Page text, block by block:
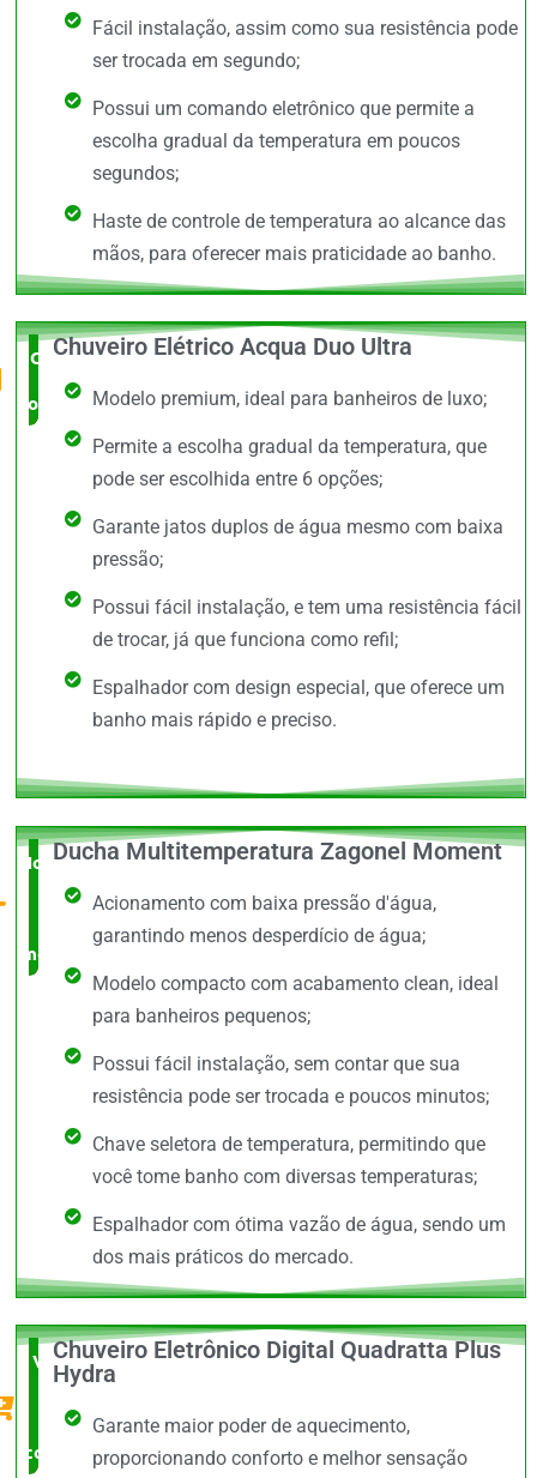
Fácil instalação, assim como sua resistência pode
ser trocada em segundo;
Possui um comando eletrônico que permite a
escolha gradual da temperatura em poucos
segundos;
Haste de controle de temperatura ao alcance das
mãos, para oferecer mais praticidade ao banho.
O Mais
completo
Chuveiro Elétrico Acqua Duo Ultra
Modelo premium, ideal para banheiros de luxo;
Permite a escolha gradual da temperatura, que
pode ser escolhida entre 6 opções;
Garante jatos duplos de água mesmo com baixa
pressão;
Possui fácil instalação, e tem uma resistência fácil
de trocar, já que funciona como refil;
Espalhador com design especial, que oferece um
banho mais rápido e preciso.
Novidade
no
mercado
Ducha Multitemperatura Zagonel Moment
Acionamento com baixa pressão d'água,
garantindo menos desperdício de água;
Modelo compacto com acabamento clean, ideal
para banheiros pequenos;
Possui fácil instalação, sem contar que sua
resistência pode ser trocada e poucos minutos;
Chave seletora de temperatura, permitindo que
você tome banho com diversas temperaturas;
Espalhador com ótima vazão de água, sendo um
dos mais práticos do mercado.
Vale a
Pena
comprar
Chuveiro Eletrônico Digital Quadratta Plus
Hydra
Garante maior poder de aquecimento,
proporcionando conforto e melhor sensação